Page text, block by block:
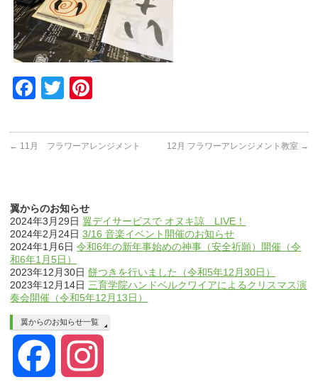
Facebook
Twitter
← 11月 フラワーアレンジメント 12月 フラワーアレンジメント教室 →
翼からのお知らせ
2024年3月29日 翼デイサービスで オヌキ諒 LIVE！
2024年2月24日 3/16 音楽イベント開催のお知らせ
2024年1月6日 令和6年の新年事始めの神事（安全祈願）開催（令
和6年1月5日）
2023年12月30日 餅つきを行いました（令和5年12月30日）
2023年12月14日 三育学院ハンドベルクワイアによるクリスマス演
奏会開催（令和5年12月13日）
翼からのお知らせ一覧
Facebook